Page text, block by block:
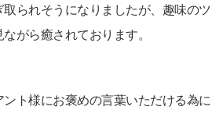
られそうになりましたが、趣味のツ
がら癒されております。
ト様にお褒めの言葉いただける為に